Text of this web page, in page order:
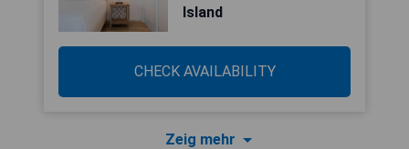
Island
CHECK AVAILABILITY
Zeig mehr